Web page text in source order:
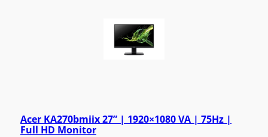
Acer KA270bmiix 27” | 1920×1080 VA | 75Hz |
Full HD Monitor